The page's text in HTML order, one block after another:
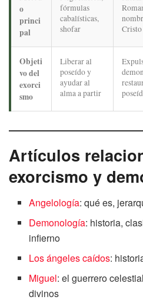
o
princi
pal
fórmulas
cabalísticas,
shofar
Cristo
Objeti
vo del
exorci
smo
Liberar al
poseído y
ayudar al
alma a partir
Artículos
exorcismo y
Angelología: qué es,
Demonología: historia,
infierno
Los ángeles caídos:
Miguel: el guerrero
divinos